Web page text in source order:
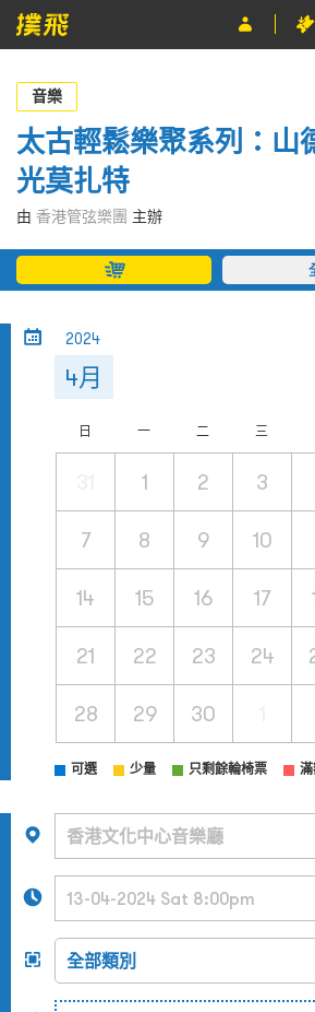
節目
主辦單位
關於撲飛
條款及細則
EN
音樂
太古輕鬆樂聚系列：山
光莫扎特
由 香港管弦樂團 主辦
2024
4月
日 一 二 三
1 2 3
7 8 9 10
14 15 16 17
21 22 23 24
28 29 30
可選 少量 只剩餘輪椅票